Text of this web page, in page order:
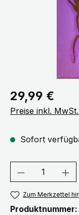
Regulärer Preis:
29,99 €
Preise inkl.
Sofort
Produkt
Zum Merkzettel
Produktnummer: